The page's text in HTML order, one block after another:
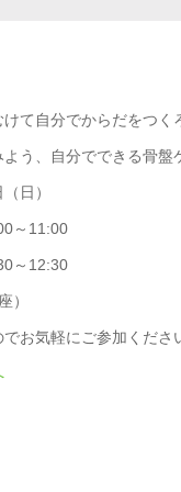
て自分でからだをつく
う、自分でできる骨盤
日）
～11:00
～12:30
）
お気軽にご参加くださ